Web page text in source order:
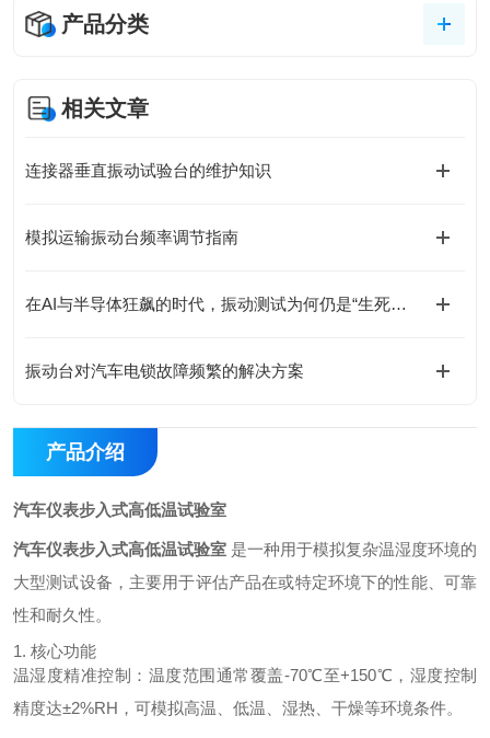
产品分类
相关文章
连接器垂直振动试验台的维护知识
模拟运输振动台频率调节指南
在AI与半导体狂飙的时代，振动测试为何仍是“生死线“？
振动台对汽车电锁故障频繁的解决方案
产品介绍
汽车仪表步入式高低温试验室
汽车仪表步入式高低温试验室 是一种用于模拟复杂温湿度环境的
大型测试设备，主要用于评估产品在或特定环境下的性能、可靠
性和耐久性。
1. 核心功能
温湿度精准控制：温度范围通常覆盖-70℃至+150℃，湿度控制
精度达±2%RH，可模拟高温、低温、湿热、干燥等环境条件。